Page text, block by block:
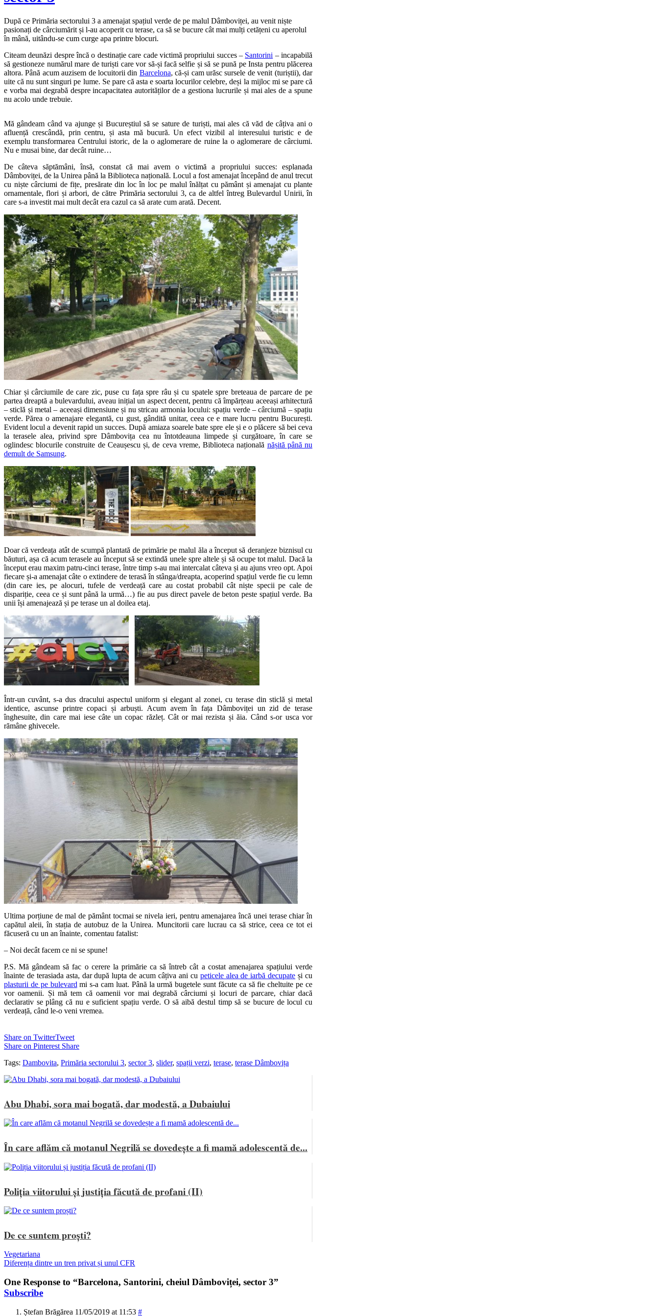
După ce Primăria sectorului 3 a amenajat spațiul verde de pe malul Dâmboviței, au venit niște
pasionați de cârciumărit și l-au acoperit cu terase, ca să se bucure cât mai mulți cetățeni cu aperolul
în mână, uitându-se cum curge apa printre blocuri.
Citeam deunăzi despre încă o destinație care cade victimă propriului succes – Santorini – incapabilă
să gestioneze numărul mare de turiști care vor să-și facă selfie și să se pună pe Insta pentru plăcerea
altora. Până acum auzisem de locuitorii din Barcelona, că-și cam urăsc sursele de venit (turiștii), dar
uite că nu sunt singuri pe lume. Se pare că asta e soarta locurilor celebre, deși la mijloc mi se pare că
e vorba mai degrabă despre incapacitatea autorităților de a gestiona lucrurile și mai ales de a spune
nu acolo unde trebuie.
Mă gândeam când va ajunge și Bucureștiul să se sature de turiști, mai ales că văd de câțiva ani o
afluență crescândă, prin centru, și asta mă bucură. Un efect vizibil al interesului turistic e de
exemplu transformarea Centrului istoric, de la o aglomerare de ruine la o aglomerare de cârciumi.
Nu e musai bine, dar decât ruine…
De câteva săptămâni, însă, constat că mai avem o victimă a propriului succes: esplanada
Dâmboviței, de la Unirea până la Biblioteca națională. Locul a fost amenajat începând de anul trecut
cu niște cârciumi de fițe, presărate din loc în loc pe malul înălțat cu pământ și amenajat cu plante
ornamentale, flori și arbori, de către Primăria sectorului 3, ca de altfel întreg Bulevardul Unirii, în
care s-a investit mai mult decât era cazul ca să arate cum arată. Decent.
Chiar și cârciumile de care zic, puse cu fața spre râu și cu spatele spre breteaua de parcare de pe
partea dreaptă a bulevardului, aveau inițial un aspect decent, pentru că împărțeau aceeași arhitectură
– sticlă și metal – aceeași dimensiune și nu stricau armonia locului: spațiu verde – cârciumă – spațiu
verde. Părea o amenajare elegantă, cu gust, gândită unitar, ceea ce e mare lucru pentru București.
Evident locul a devenit rapid un succes. După amiaza soarele bate spre ele și e o plăcere să bei ceva
la terasele alea, privind spre Dâmbovița cea nu întotdeauna limpede și curgătoare, în care se
oglindesc blocurile construite de Ceaușescu și, de ceva vreme, Biblioteca națională nășită până nu
demult de Samsung.
Doar că verdeața atât de scumpă plantată de primărie pe malul ăla a început să deranjeze biznisul cu
băuturi, așa că acum terasele au început să se extindă unele spre altele și să ocupe tot malul. Dacă la
început erau maxim patru-cinci terase, între timp s-au mai intercalat câteva și au ajuns vreo opt. Apoi
fiecare și-a amenajat câte o extindere de terasă în stânga/dreapta, acoperind spațiul verde fie cu lemn
(din care ies, pe alocuri, tufele de verdeață care au costat probabil cât niște specii pe cale de
dispariție, ceea ce și sunt până la urmă…) fie au pus direct pavele de beton peste spațiul verde. Ba
unii își amenajează și pe terase un al doilea etaj.
Într-un cuvânt, s-a dus dracului aspectul uniform și elegant al zonei, cu terase din sticlă și metal
identice, ascunse printre copaci și arbuști. Acum avem în fața Dâmboviței un zid de terase
înghesuite, din care mai iese câte un copac răzleț. Cât or mai rezista și ăia. Când s-or usca vor
rămâne ghivecele.
Ultima porțiune de mal de pământ tocmai se nivela ieri, pentru amenajarea încă unei terase chiar în
capătul aleii, în stația de autobuz de la Unirea. Muncitorii care lucrau ca să strice, ceea ce tot ei
făcuseră cu un an înainte, comentau fatalist:
– Noi decât facem ce ni se spune!
P.S. Mă gândeam să fac o cerere la primărie ca să întreb cât a costat amenajarea spațiului verde
înainte de terasiada asta, dar după lupta de acum câțiva ani cu peticele alea de iarbă decupate și cu
plasturii de pe bulevard mi s-a cam luat. Până la urmă bugetele sunt făcute ca să fie cheltuite pe ce
vor oamenii. Și mă tem că oamenii vor mai degrabă cârciumi și locuri de parcare, chiar dacă
declarativ se plâng că nu e suficient spațiu verde. O să aibă destul timp să se bucure de locul cu
verdeață, când le-o veni vremea.
Share on TwitterTweet
Share on Pinterest Share
Tags: Dambovita, Primăria sectorului 3, sector 3, slider, spații verzi, terase, terase Dâmbovița
Abu Dhabi, sora mai bogată, dar modestă, a Dubaiului
În care aflăm că motanul Negrilă se dovedește a fi mamă adolescentă de...
Poliția viitorului și justiția făcută de profani (II)
De ce suntem proști?
Vegetariana
Diferența dintre un tren privat și unul CFR
One Response to “Barcelona, Santorini, cheiul Dâmboviței, sector 3”
Subscribe
Ștefan Brăgărea 11/05/2019 at 11:53 #